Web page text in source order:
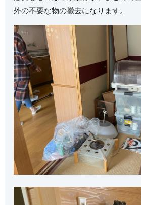
外の不要な物の撤去になります。